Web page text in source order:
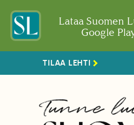
Lataa Suomen
Google
TILAA LEHTI